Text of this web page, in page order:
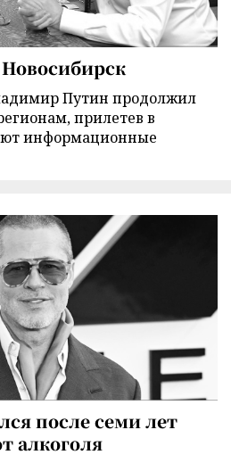
Путин продолжил
прилетев в
информационные
после семи лет
алкоголя